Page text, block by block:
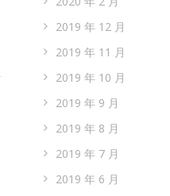
2019 年 12 月
2019 年 11 月
2019 年 10 月
2019 年 9 月
2019 年 8 月
2019 年 7 月
2019 年 6 月